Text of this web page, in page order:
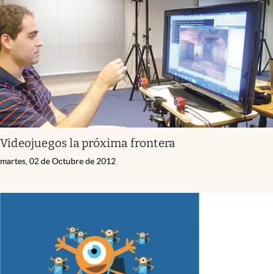
Videojuegos la próxima frontera
martes, 02 de Octubre de 2012